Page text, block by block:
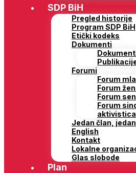
SDP BiH
Pregled historije
Program SDP BiH
Etički kodeks
Dokumenti
Forumi
Forum
Forum
Forum
Forum
aktivistica
Jedan član,
English
Kontakt
Lokalne
Glas slobode
Plan